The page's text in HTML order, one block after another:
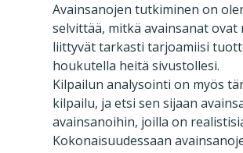
Avainsanojen tutkiminen on
selvittää, mitkä avainsanat
liittyvät tarkasti tarjoamiisi
houkutella heitä sivustollesi.
Kilpailun analysointi on myös
kilpailu, ja etsi sen sijaan
avainsanoihin, joilla on
Kokonaisuudessaan